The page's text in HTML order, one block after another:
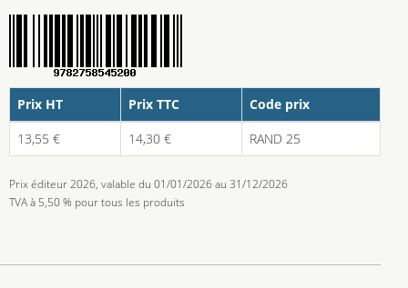
Prix HT Prix TTC
Code prix
13,55 €
14,30 € RAND 25
Prix éditeur 2026, valable du 01/01/2026 au 31/12/2026
TVA à 5,50 % pour tous les produits